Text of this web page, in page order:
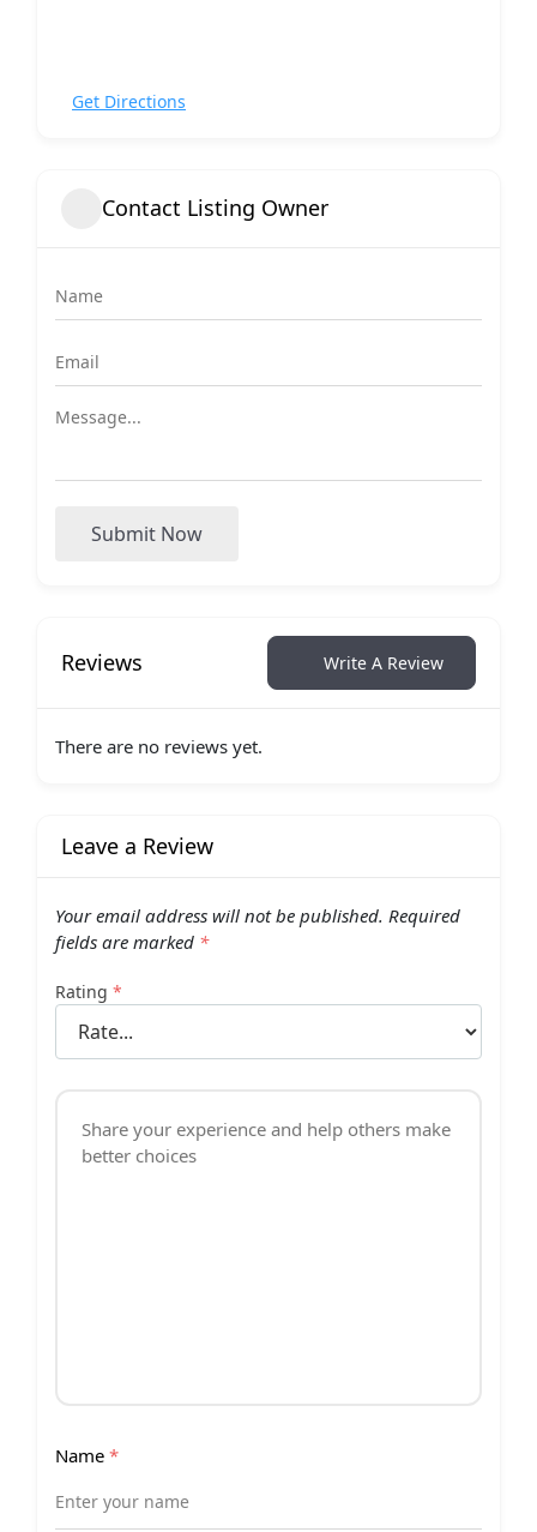
Get Directions
Contact Listing Owner
Submit Now
Reviews Write A Review
There are no reviews yet.
Leave a Review
Your email address will not be published. Required
fields are marked *
Rating *
Name *